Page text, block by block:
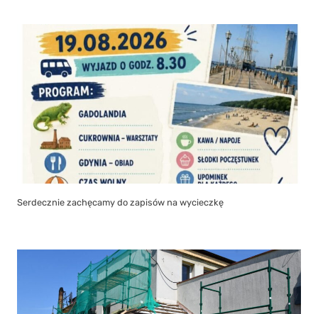
Serdecznie zachęcamy do zapisów na wycieczkę